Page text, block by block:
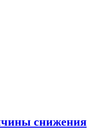
снижения